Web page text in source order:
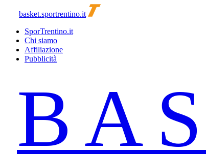
basket.sportrentino.it
SporTrentino.it
Chi siamo
Affiliazione
Pubblicità